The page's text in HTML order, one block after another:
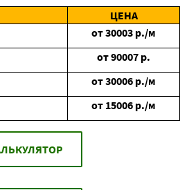
ЦЕНА
от30003 р./м
от90007 р.
от30006 р./м
от 15006 р./м